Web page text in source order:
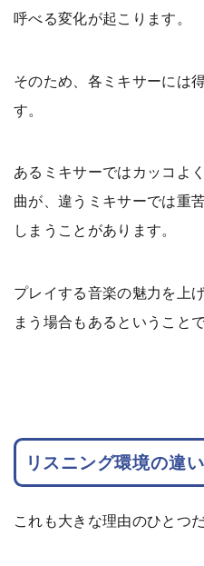
呼べる変化が起こります。
そのため、各ミキサーには
す。
あるミキサーではカッコよ
曲が、違うミキサーでは重
しまうことがあります。
プレイする音楽の魅力を上
まう場合もあるということで
リスニング環境の違い
これも大きな理由のひとつ